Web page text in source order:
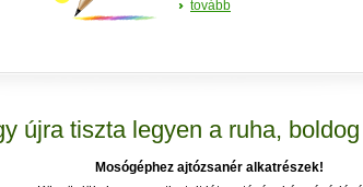
tovább
újra tiszta legyen a ruha,
Mosógéphez ajtózsanér alkatrészek!